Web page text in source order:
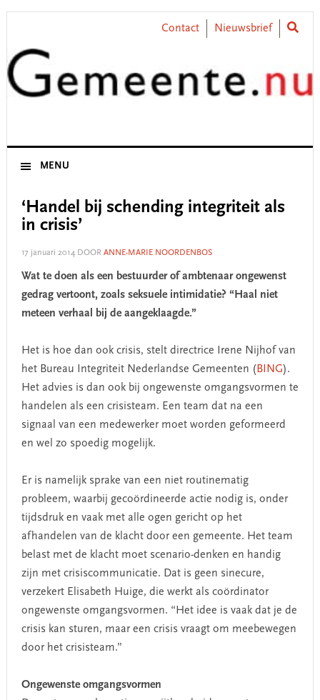
Skip
primary
navigation
Skip
content
Skip
primary
sidebar
Skip
footer
Contact Nieuwsbrief
MENU
‘Handel bij schending integriteit als
in crisis’
17 januari 2014DOOR ANNE-MARIE NOORDENBOS
Wat te doen als een bestuurder of ambtenaar ongewenst
gedrag vertoont, zoals seksuele intimidatie? “Haal niet
meteen verhaal bij de aangeklaagde.”
Het is hoe dan ook crisis, stelt directrice Irene Nijhof van
het Bureau Integriteit Nederlandse Gemeenten ( BING).
Het advies is dan ook bij ongewenste omgangsvormen te
handelen als een crisisteam. Een team dat na een
signaal van een medewerker moet worden geformeerd
en wel zo spoedig mogelijk.
Er is namelijk sprake van een niet routinematig
probleem, waarbij gecoördineerde actie nodig is, onder
tijdsdruk en vaak met alle ogen gericht op het
afhandelen van de klacht door een gemeente. Het team
belast met de klacht moet scenario-denken en handig
zijn met crisiscommunicatie. Dat is geen sinecure,
verzekert Elisabeth Huige, die werkt als coördinator
ongewenste omgangsvormen. “Het idee is vaak dat je de
crisis kan sturen, maar een crisis vraagt om meebewegen
door het crisisteam.”
Ongewenste omgangsvormen